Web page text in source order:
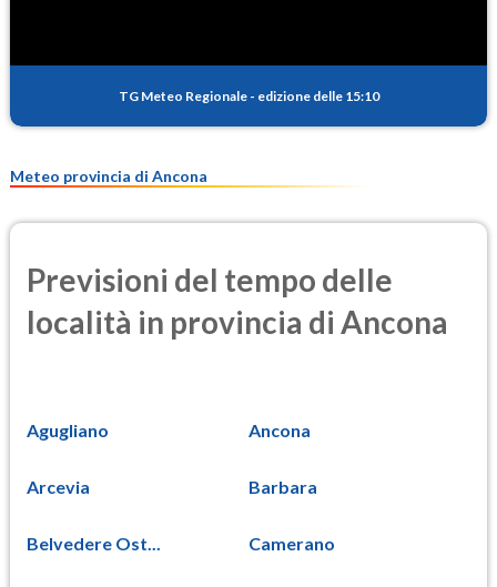
TG Meteo Regionale - edizione delle 15:10
Meteo provincia di Ancona
Previsioni del tempo delle
località in provincia di Ancona
Agugliano Ancona
Arcevia Barbara
Belvedere Ost... Camerano